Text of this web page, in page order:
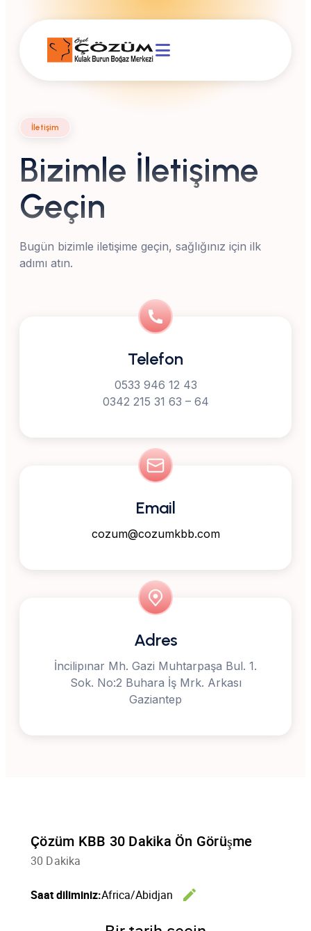
İletişim
Bizimle İletişime
Geçin
Bugün bizimle iletişime geçin, sağlığınız için ilk
adımı atın.
Telefon
0533 946 12 43
0342 215 31 63 – 64
Email
cozum@cozumkbb.com
Adres
İncilipınar Mh. Gazi Muhtarpaşa Bul. 1.
Sok. No:2 Buhara İş Mrk. Arkası
Gaziantep